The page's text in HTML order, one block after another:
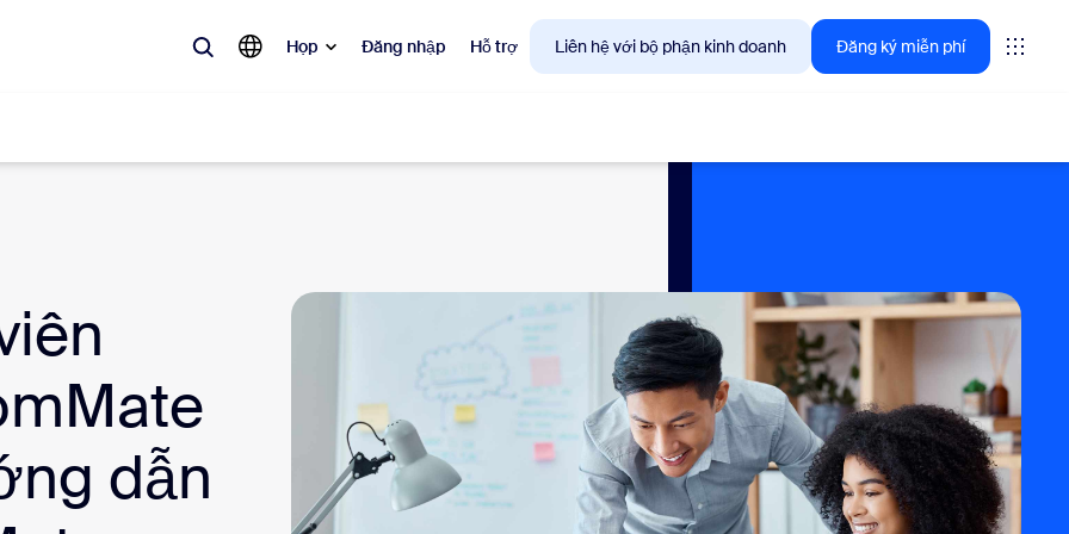
Họp Đăng nhập Hỗ trợ Liên hệ với bộ phận kinh doanh Đăng ký miễn phí
Meetings
Rooms
Canvas
Center Thông tin trải nghiệm khách hàng
dẫn